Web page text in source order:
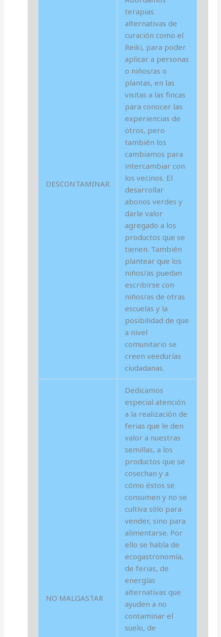
DESCONTAMINAR
terapias
alternativas de
curación como el
Reiki, para poder
aplicar a personas
o niños/as o
plantas, en las
visitas a las fincas
para conocer las
experiencias de
otros, pero
también los
cambiamos para
intercambiar con
los vecinos. El
desarrollar
abonos verdes y
darle valor
agregado a los
productos que se
tienen. También
plantear que los
niños/as puedan
escribirse con
niños/as de otras
escuelas y la
posibilidad de que
a nivel
comunitario se
creen veedurías
ciudadanas.
NO MALGASTAR
Dedicamos
especial atención
a la realización de
ferias que le den
valor a nuestras
semillas, a los
productos que se
cosechan y a
cómo éstos se
consumen y no se
cultiva sólo para
vender, sino para
alimentarse. Por
ello se habla de
ecogastronomía,
de ferias, de
energías
alternativas que
ayuden a no
contaminar el
suelo, de